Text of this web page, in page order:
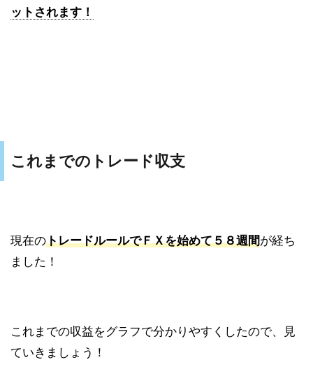
ットされます！
これまでのトレード収支
現在のトレードルールでＦＸを始めて５８週間が経ち
ました！
これまでの収益をグラフで分かりやすくしたので、見
ていきましょう！